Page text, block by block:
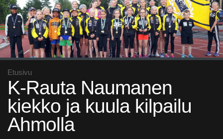
Etusivu
K-Rauta Naumanen
kiekko ja kuula kilpailu
Ahmolla